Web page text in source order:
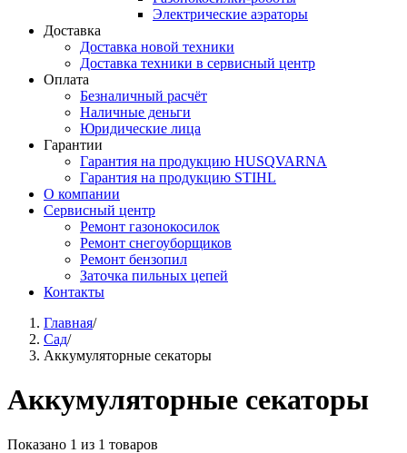
Электрические аэраторы
Доставка
Доставка новой техники
Доставка техники в сервисный центр
Оплата
Безналичный расчёт
Наличные деньги
Юридические лица
Гарантии
Гарантия на продукцию HUSQVARNA
Гарантия на продукцию STIHL
О компании
Сервисный центр
Ремонт газонокосилок
Ремонт снегоуборщиков
Ремонт бензопил
Заточка пильных цепей
Контакты
Вы здесьГлавная/
Сад/
Аккумуляторные секаторы
Аккумуляторные секаторы
Показано 1 из 1 товаров